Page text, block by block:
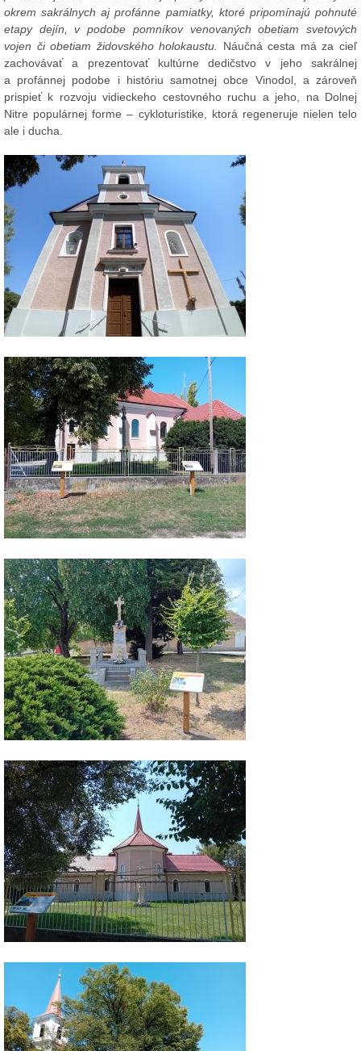
okrem sakrálnych aj profánne pamiatky, ktoré pripomínajú pohnuté
etapy dejín, v podobe pomníkov venovaných obetiam svetových
vojen či obetiam židovského holokaustu. Náučná cesta má za cieľ
zachovávať a prezentovať kultúrne dedičstvo v jeho sakrálnej
a profánnej podobe i históriu samotnej obce Vinodol, a zároveň
prispieť k rozvoju vidieckeho cestovného ruchu a jeho, na Dolnej
Nitre populárnej forme – cykloturistike, ktorá regeneruje nielen telo
ale i ducha.